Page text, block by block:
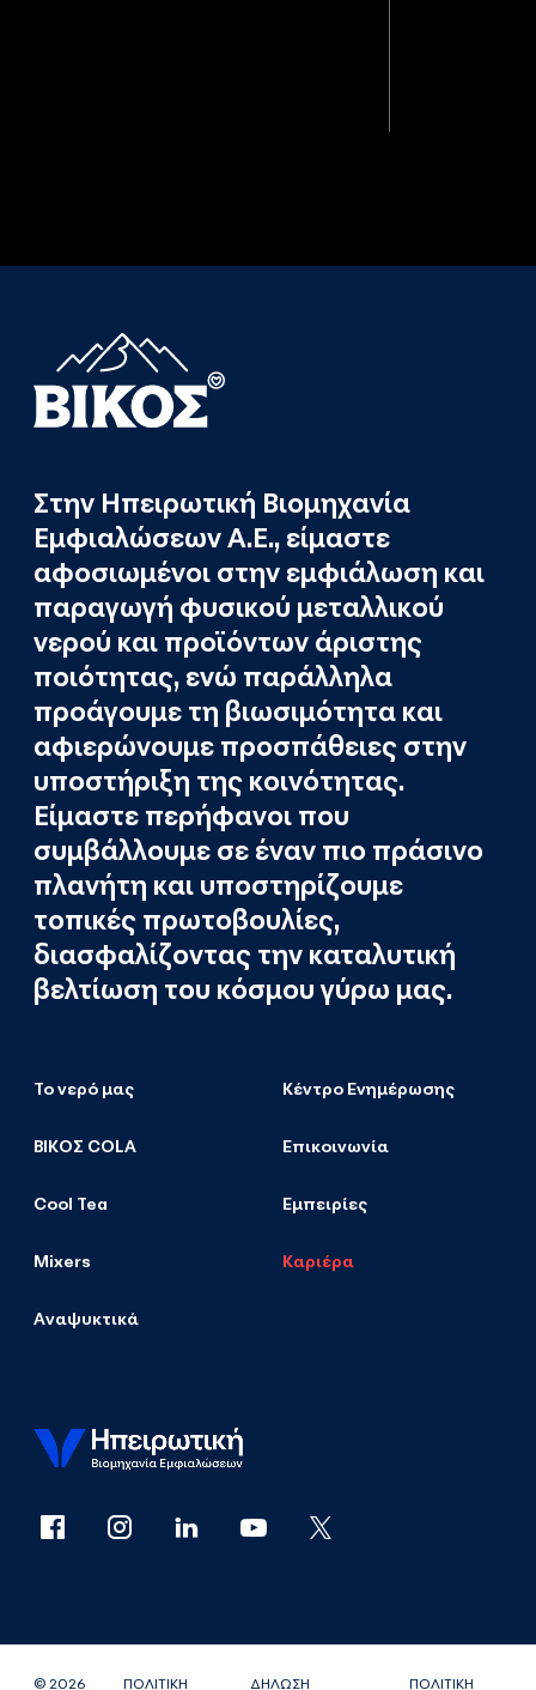
Στην Ηπειρωτική Βιομηχανία
Εμφιαλώσεων Α.Ε., είμαστε
αφοσιωμένοι στην εμφιάλωση και
παραγωγή φυσικού μεταλλικού
νερού και προϊόντων άριστης
ποιότητας, ενώ παράλληλα
προάγουμε τη βιωσιμότητα και
αφιερώνουμε προσπάθειες στην
υποστήριξη της κοινότητας.
Είμαστε περήφανοι που
συμβάλλουμε σε έναν πιο πράσινο
πλανήτη και υποστηρίζουμε
τοπικές πρωτοβουλίες,
διασφαλίζοντας την καταλυτική
βελτίωση του κόσμου γύρω μας.
Το νερό μας
ΒΙΚΟΣ COLA
Cool Tea
Mixers
Αναψυκτικά
Κέντρο Ενημέρωσης
Επικοινωνία
Εμπειρίες
Καριέρα
© 2026 ΠΟΛΙΤΙΚΗ ΔΗΛΩΣΗ ΠΟΛΙΤΙΚΗ